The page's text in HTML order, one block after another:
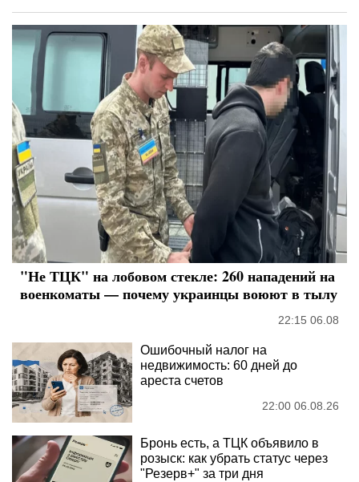
"Не ТЦК" на лобовом стекле: 260 нападений на
военкоматы — почему украинцы воюют в тылу
22:15 06.08
Ошибочный налог на
недвижимость: 60 дней до
ареста счетов
22:00 06.08.26
Бронь есть, а ТЦК объявило в
розыск: как убрать статус через
"Резерв+" за три дня